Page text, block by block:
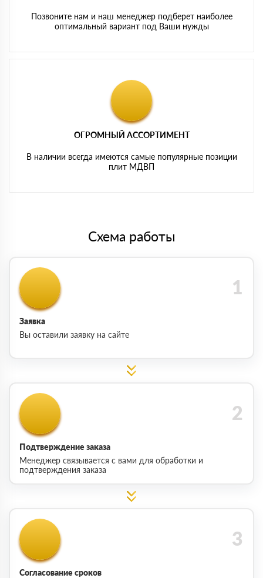
Позвоните нам и наш менеджер подберет наиболее
оптимальный вариант под Ваши нужды
ОГРОМНЫЙ АССОРТИМЕНТ
В наличии всегда имеются самые популярные позиции
плит МДВП
Схема работы
Заявка
Вы оставили заявку на сайте
Подтверждение заказа
Менеджер связывается с вами для обработки и
подтверждения заказа
Согласование сроков